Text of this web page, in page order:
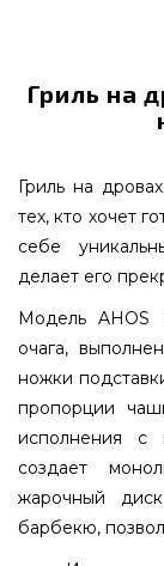
Гриль на
Гриль на
тех, кто хочет
себе
делает его
Модель AHOS
очага,
ножки
пропорции
исполнения с
создает
жарочный
барбекю,